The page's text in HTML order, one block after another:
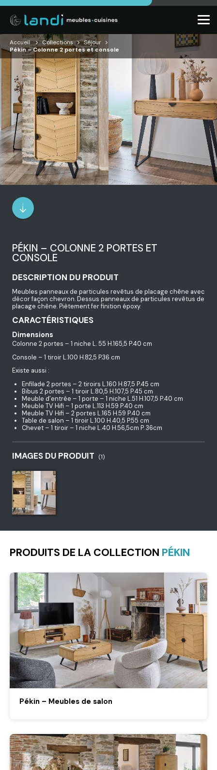
Accueil Collections
Séjour
Pékin – Colonne 2 portes et console
PÉKIN – COLONNE 2 PORTES ET
CONSOLE
DESCRIPTION DU PRODUIT
Meubles panneaux de particules revêtus de placage chêne avec
décor façon chevron. Dessus panneaux de particules revêtus de
placage chêne. Piètement fer finition époxy.
CARACTÉRISTIQUES
Dimensions
Colonne 2 portes – 1 niche L. 55 H.165,5 P.40 cm
Console – 1 tiroir L.100 H.82,5 P.36 cm
Existe aussi :
Enfilade 2 portes – 2 tiroirs L.160 H.87,5 P.45 cm
Bibus 2 portes – 1 tiroir L.80,5 H.107,5 P.45 cm
Meuble d’entrée – 1 porte – 1 niche L.51 H.107,5 P.40 cm
Meuble TV Hifi – 1 porte L.113 H.59 P.40 cm
Meuble TV Hifi – 2 portes L.165 H.59 P.40 cm
Table de salon – 1 tiroir L.100 H.40,5 P.55 cm
Chevet – 1 tiroir – 1 niche L.40 H.56,5cm P. 36cm
IMAGES DU PRODUIT (1)
PRODUITS DE LA COLLECTION PÉKIN
Pékin – Meubles de salon